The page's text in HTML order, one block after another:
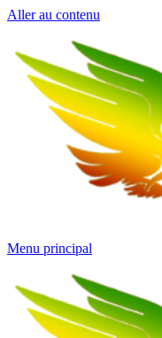
Aller au contenu
Menu principal